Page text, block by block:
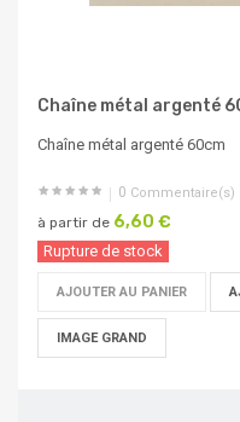
Chaîne métal argenté
Chaîne métal argenté 60cm
0 Commentaire(s)
à partir de 6,60 €
Rupture de stock
AJOUTER AU PANIER
IMAGE GRAND